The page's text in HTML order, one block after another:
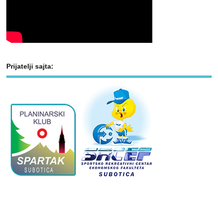
Prijatelji sajta: